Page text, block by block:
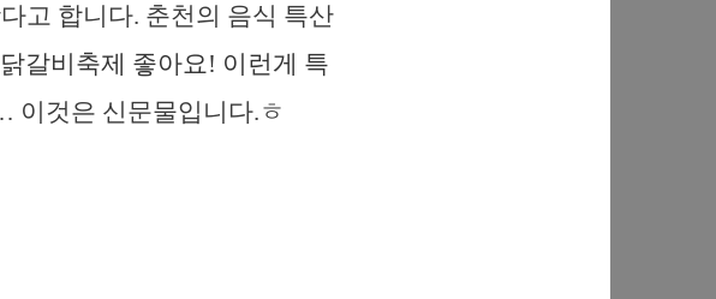
고 합니다. 춘천의 음식 특산
갈비축제 좋아요! 이런게 특
이것은 신문물입니다.ㅎ